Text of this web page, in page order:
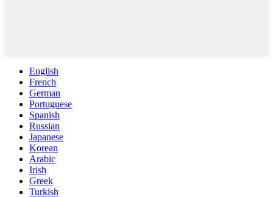
English
French
German
Portuguese
Spanish
Russian
Japanese
Korean
Arabic
Irish
Greek
Turkish